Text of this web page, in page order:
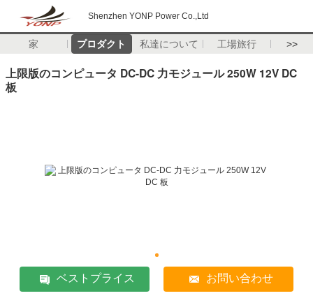
Shenzhen YONP Power Co.,Ltd
家 プロダクト 私達について 工場旅行 >>
上限版のコンピュータ DC-DC 力モジュール 250W 12V DC
板
ベストプライス お問い合わせ